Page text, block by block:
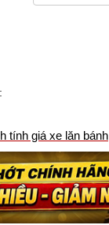
tính giá xe lăn bánh